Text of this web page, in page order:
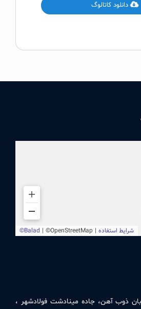
دانلود کاتالوگ
ذوب آهن، جاده مینادشت فولادشهر ،